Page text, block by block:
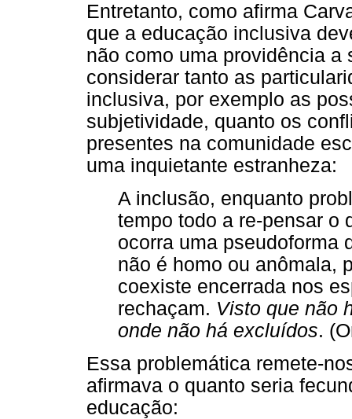
Entretanto, como afirma
que a educação inclusiva
não como uma providência a
considerar tanto as
inclusiva, por exemplo as
subjetividade, quanto os
presentes na comunidade
uma inquietante estranheza:
A inclusão, enquanto
tempo todo a re-pensar o
ocorra uma pseudoforma
não é homo ou anômala,
coexiste encerrada nos
rechaçam. Visto que não
onde não há excluídos.
Essa problemática remete-
afirmava o quanto seria
educação: